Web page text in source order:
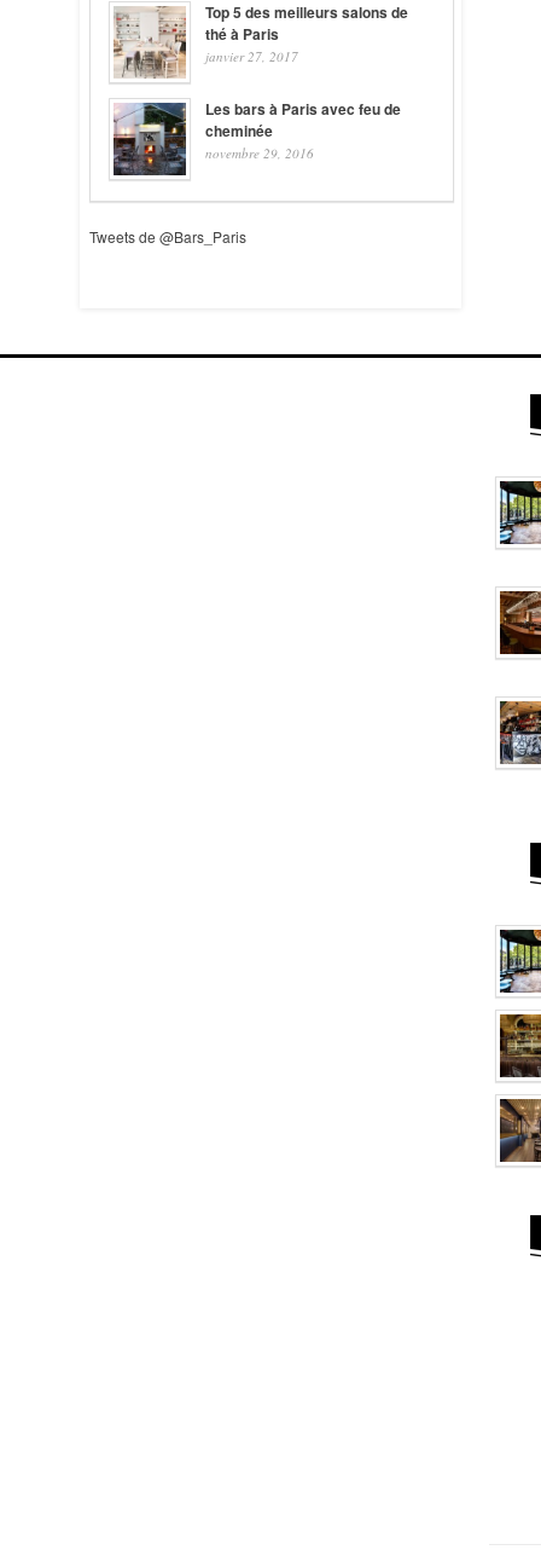
Top 5 des meilleurs salons de
thé à Paris
janvier 27, 2017
Les bars à Paris avec feu de
cheminée
novembre 29, 2016
Tweets de @Bars_Paris